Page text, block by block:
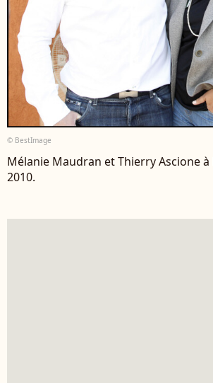
© BestImage
Mélanie Maudran et Thierry Ascione
2010.